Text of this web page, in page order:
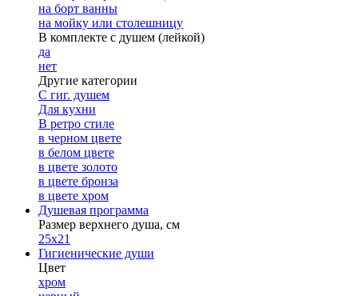
на борт ванны
на мойку или столешницу
В комплекте с душем (лейкой)
да
нет
Другие категории
С гиг. душем
Для кухни
В ретро стиле
в черном цвете
в белом цвете
в цвете золото
в цвете бронза
в цвете хром
Душевая программа
Размер верхнего душа, см
25х21
Гигиенические души
Цвет
хром